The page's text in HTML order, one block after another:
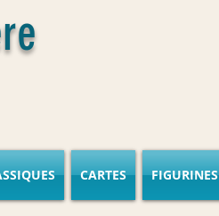
CARTES FIGURINES